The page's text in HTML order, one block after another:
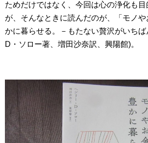
ためだけではなく、今回は心の浄化も
が、そんなときに読んだのが、「モノ
かに暮らせる。－もたない贅沢がいちば
D・ソロー著、増田沙奈訳、興陽館)。